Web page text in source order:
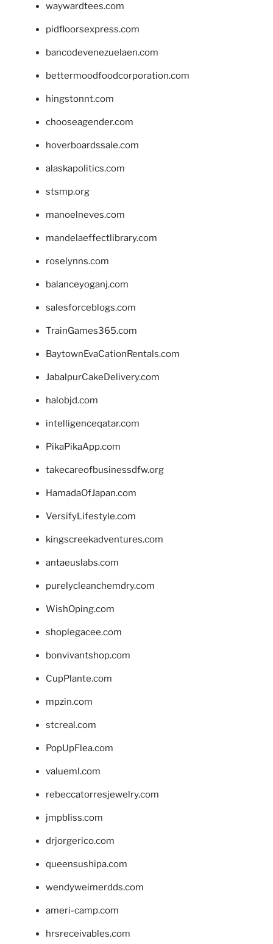
waywardtees.com
pidfloorsexpress.com
bancodevenezuelaen.com
bettermoodfoodcorporation.com
hingstonnt.com
chooseagender.com
hoverboardssale.com
alaskapolitics.com
stsmp.org
manoelneves.com
mandelaeffectlibrary.com
roselynns.com
balanceyoganj.com
salesforceblogs.com
TrainGames365.com
BaytownEvaCationRentals.com
JabalpurCakeDelivery.com
halobjd.com
intelligenceqatar.com
PikaPikaApp.com
takecareofbusinessdfw.org
HamadaOfJapan.com
VersifyLifestyle.com
kingscreekadventures.com
antaeuslabs.com
purelycleanchemdry.com
WishOping.com
shoplegacee.com
bonvivantshop.com
CupPlante.com
mpzin.com
stcreal.com
PopUpFlea.com
valueml.com
rebeccatorresjewelry.com
jmpbliss.com
drjorgerico.com
queensushipa.com
wendyweimerdds.com
ameri-camp.com
hrsreceivables.com